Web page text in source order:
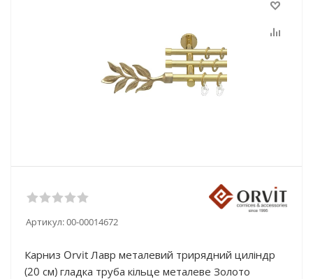
Артикул:00-00014672
Карниз Orvit Лавр металевий трирядний циліндр
(20 см) гладка труба кільце металеве Золото